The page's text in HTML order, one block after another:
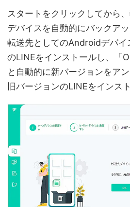
スタートをクリックしてから
デバイスを自動的にバックア
転送先としてのAndroidデバイ
のLINEをインストールし、「
と自動的に新バージョンをア
旧バージョンのLINEをインス